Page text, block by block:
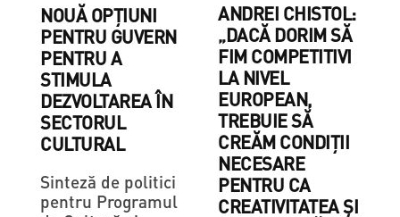
NOUĂ OPŢIUNI
PENTRU GUVERN
PENTRU A
STIMULA
DEZVOLTAREA ÎN
SECTORUL
CULTURAL
Sinteză de politici
pentru Programul
ANDREI CHISTOL:
„DACĂ DORIM SĂ
FIM COMPETITIVI
LA NIVEL
EUROPEAN,
TREBUIE SĂ
CREĂM CONDIȚII
NECESARE
PENTRU CA
CREATIVITATEA ȘI